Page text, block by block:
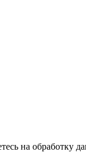
на обработку